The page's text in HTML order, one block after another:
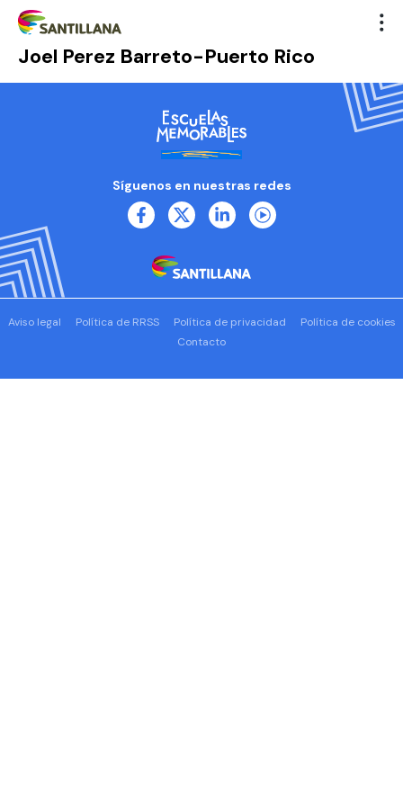
Joel Perez Barreto-Puerto Rico
Síguenos en nuestras redes
Aviso legal Política de RRSS Política de privacidad
Política de cookies
Contacto